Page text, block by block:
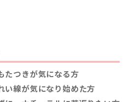
たつきが気になる方
い線が気になり始めた方